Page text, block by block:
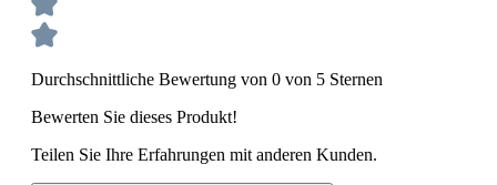
Durchschnittliche Bewertung von 0 von 5 Sternen
Bewerten Sie dieses Produkt!
Teilen Sie Ihre Erfahrungen mit anderen Kunden.